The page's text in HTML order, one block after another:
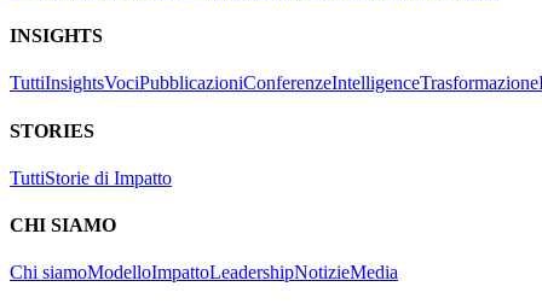
INSIGHTS
TuttiInsightsVociPubblicazioniConferenzeIntelligenceTrasformazione
STORIES
TuttiStorie di Impatto
CHI SIAMO
Chi siamoModelloImpattoLeadershipNotizieMedia